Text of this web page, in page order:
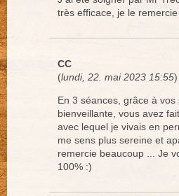
très efficace, je le remercie
CC
(lundi, 22. mai 2023 15:55)
En 3 séances, grâce à
bienveillante, vous avez
avec lequel je vivais en
me sens plus sereine et
remercie beaucoup ... Je
100% :)